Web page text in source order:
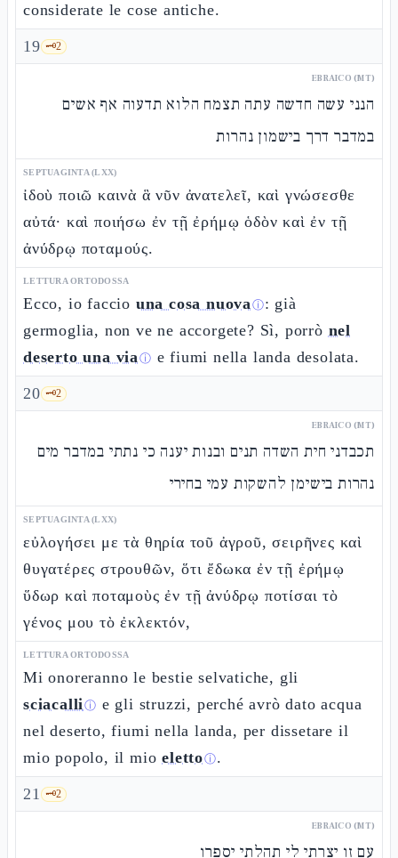
considerate le cose antiche.
19 🗝️2
EBRAICO (MT)
הנני עשה חדשה עתה תצמח הלוא תדעוה אף אשים
במדבר דרך בישמון נהרות
SEPTUAGINTA (LXX)
ἰδοὺ ποιῶ καινὰ ἃ νῦν ἀνατελεῖ, καὶ γνώσεσθε
αὐτά· καὶ ποιήσω ἐν τῇ ἐρήμῳ ὁδὸν καὶ ἐν τῇ
ἀνύδρῳ ποταμούς.
LETTURA ORTODOSSA
Ecco, io faccio una cosa nuovaⓘ: già
germoglia, non ve ne accorgete? Sì, porrò nel
deserto una viaⓘ e fiumi nella landa desolata.
20 🗝️2
EBRAICO (MT)
תכבדני חית השדה תנים ובנות יענה כי נתתי במדבר מים
נהרות בישימן להשקות עמי בחירי
SEPTUAGINTA (LXX)
εὐλογήσει με τὰ θηρία τοῦ ἀγροῦ, σειρῆνες καὶ
θυγατέρες στρουθῶν, ὅτι ἔδωκα ἐν τῇ ἐρήμῳ
ὕδωρ καὶ ποταμοὺς ἐν τῇ ἀνύδρῳ ποτίσαι τὸ
γένος μου τὸ ἐκλεκτόν,
LETTURA ORTODOSSA
Mi onoreranno le bestie selvatiche, gli
sciacalliⓘ e gli struzzi, perché avrò dato acqua
nel deserto, fiumi nella landa, per dissetare il
mio popolo, il mioelettoⓘ.
21 🗝️2
EBRAICO (MT)
עם זו יצרתי לי תהלתי יספרו